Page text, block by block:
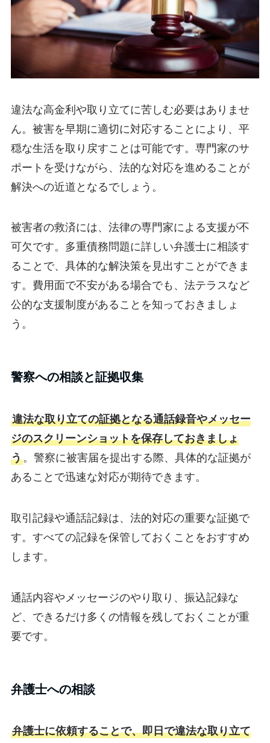
違法な高金利や取り立てに苦しむ必要はありませ
ん。被害を早期に適切に対応することにより、平
穏な生活を取り戻すことは可能です。専門家のサ
ポートを受けながら、法的な対応を進めることが
解決への近道となるでしょう。
被害者の救済には、法律の専門家による支援が不
可欠です。多重債務問題に詳しい弁護士に相談す
ることで、具体的な解決策を見出すことができま
す。費用面で不安がある場合でも、法テラスなど
公的な支援制度があることを知っておきましょ
う。
警察への相談と証拠収集
違法な取り立ての証拠となる通話録音やメッセー
ジのスクリーンショットを保存しておきましょ
う。警察に被害届を提出する際、具体的な証拠が
あることで迅速な対応が期待できます。
取引記録や通話記録は、法的対応の重要な証拠で
す。すべての記録を保管しておくことをおすすめ
します。
通話内容やメッセージのやり取り、振込記録な
ど、できるだけ多くの情報を残しておくことが重
要です。
弁護士への相談
弁護士に依頼することで、即日で違法な取り立て